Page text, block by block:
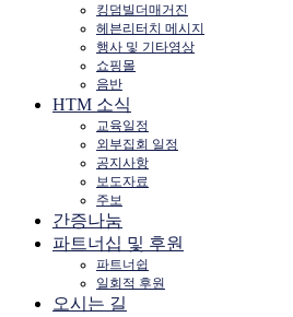
킹덤빌더매거진
헤븐리터치 메시지
행사 및 기타영상
쇼핑몰
음반
HTM 소식
교육일정
외부집회 일정
공지사항
보도자료
주보
간증나눔
파트너십 및 후원
파트너쉽
일회적 후원
오시는 길